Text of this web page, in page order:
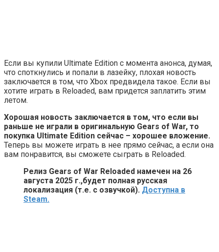
Если вы купили Ultimate Edition с момента анонса, думая,
что споткнулись и попали в лазейку, плохая новость
заключается в том, что Xbox предвидела такое. Если вы
хотите играть в Reloaded, вам придется заплатить этим
летом.
Хорошая новость заключается в том, что если вы
раньше не играли в оригинальную Gears of War, то
покупка Ultimate Edition сейчас – хорошее вложение.
Теперь вы можете играть в нее прямо сейчас, а если она
вам понравится, вы сможете сыграть в Reloaded.
Релиз Gears of War Reloaded намечен на 26
августа 2025 г.,будет полная русская
локализация (т.е. с озвучкой). Доступна в
Steam.